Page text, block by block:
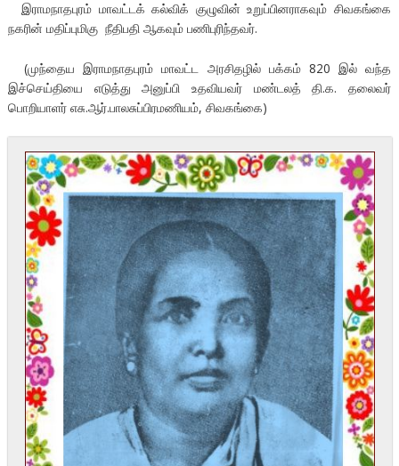
இராமநாதபுரம் மாவட்டக் கல்விக் குழுவின் உறுப்பினராகவும் சிவகங்கை
நகரின் மதிப்புமிகு நீதிபதி ஆகவும் பணிபுரிந்தவர்.
(முந்தைய இராமநாதபுரம் மாவட்ட அரசிதழில் பக்கம் 820 இல் வந்த
இச்செய்தியை எடுத்து அனுப்பி உதவியவர் மண்டலத் தி.க. தலைவர்
பொறியாளர் எசு.ஆர்.பாலசுப்பிரமணியம், சிவகங்கை)